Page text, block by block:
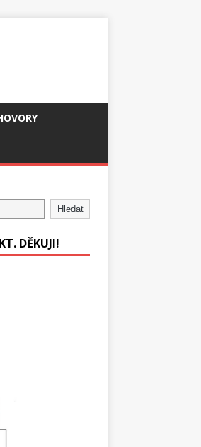
Hledat
DĚKUJI!